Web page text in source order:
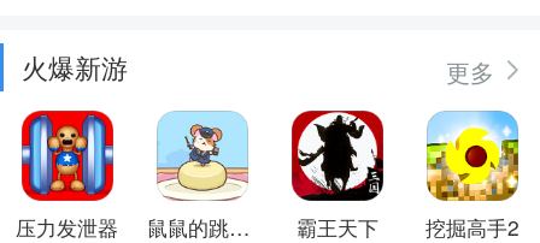
火爆新游 更多
压力发泄器 鼠鼠的跳跃冒险 霸王天下 挖掘高手2